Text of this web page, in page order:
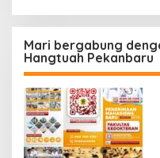
Mari bergabung
Hangtuah Pekanbaru